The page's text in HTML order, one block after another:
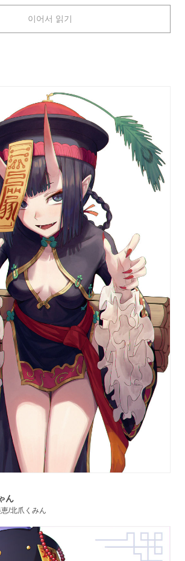
they’re designed like the ones
if you came face-to-face with these
이어서 읽기
ん
/北爪くみん